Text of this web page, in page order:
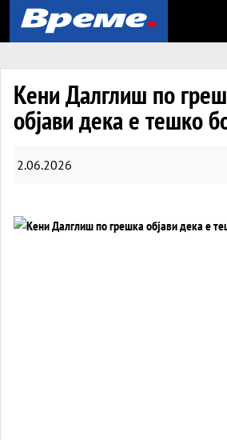
Кени Далглиш по
објави дека е тешко
2.06.2026